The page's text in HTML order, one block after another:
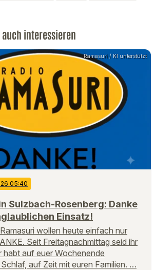
auch interessieren
Ramasuri / KI unterstützt
05:40
Sulzbach-Rosenberg: Danke
Einsatz!
wollen heute einfach nur
Seit Freitagnachmittag seid ihr
habt auf euer Wochenende
auf Zeit mit euren Familien. …